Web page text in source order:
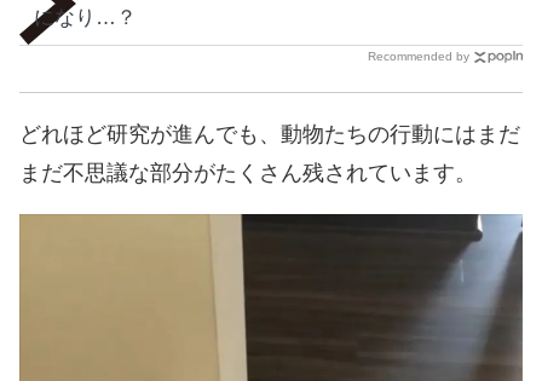
になり…？
Recommended by
どれほど研究が進んでも、動物たちの行動にはまだ
まだ不思議な部分がたくさん残されています。